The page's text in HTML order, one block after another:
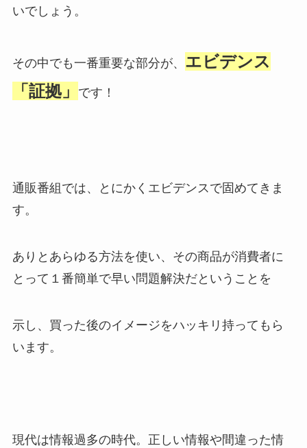
いでしょう。
その中でも一番重要な部分が、 エビデンス
「証拠」
です！
通販番組では、とにかくエビデンスで固めてきま
す。
ありとあらゆる方法を使い、その商品が消費者に
とって１番簡単で早い問題解決だということを
示し、買った後のイメージをハッキリ持ってもら
います。
現代は情報過多の時代。正しい情報や間違った情